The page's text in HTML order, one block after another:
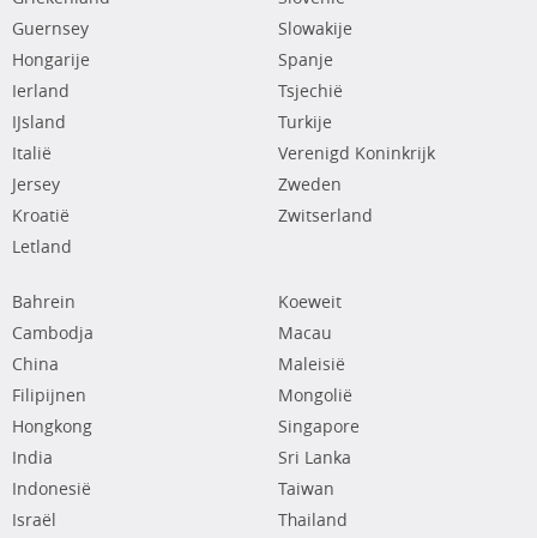
Guernsey
Hongarije
Ierland
IJsland
Italië
Jersey
Kroatië
Letland
Slowakije
Spanje
Tsjechië
Turkije
Verenigd Koninkrijk
Zweden
Zwitserland
Bahrein
Cambodja
China
Filipijnen
Hongkong
India
Indonesië
Israël
Koeweit
Macau
Maleisië
Mongolië
Singapore
Sri Lanka
Taiwan
Thailand